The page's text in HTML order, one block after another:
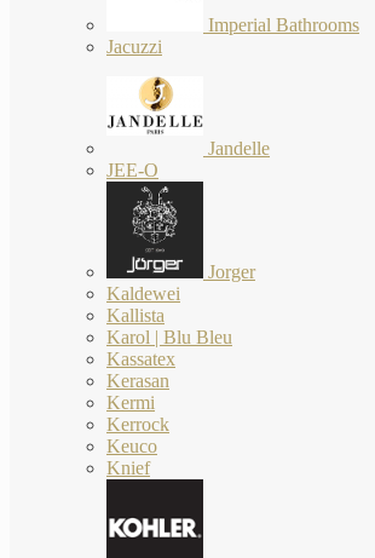
Imperial Bathrooms
Jacuzzi
Jandelle
JEE-O
Jorger
Kaldewei
Kallista
Karol | Blu Bleu
Kassatex
Kerasan
Kermi
Kerrock
Keuco
Knief